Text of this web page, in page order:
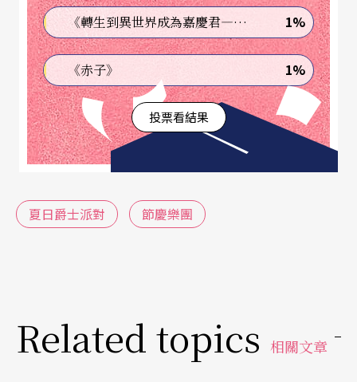
性人物，欣賞他們的表演，除了聆聽音樂外，更可
以看到幾乎是炫技的表演方式，想必是非常過癮
的。
這次受邀的樂手中，也有在提攜後進方面有卓越貢
獻者，他們除了在演奏事業上非常繁忙之外，也在
爵士音樂教育方面投入心血，帶領爵士樂的教育發
展，也許兩廳院在邀請這些音樂家來台灣時，就有
著這樣的企圖，希望台灣的觀眾除了聆聽到美好的
摩的機會，真正落實與提昇爵士樂的水平。
上述想法在「兩廳院夏日爵士節慶樂團」或許就可
《轉生到異世界成為嘉慶君—發現我的祖先是詐騙集團!?》 1%
《赤子》 1%
投票看結果
夏日爵士派對 節慶樂團
Related topics 相關文章